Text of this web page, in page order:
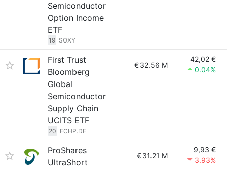
Semiconductor
Option Income
ETF
19 SOXY
First Trust
Bloomberg
Global
Semiconductor
Supply Chain
UCITS ETF
20 FCHP.DE
€32.56 M
42,02 €
0.04%
ProShares
UltraShort
€31.21 M
9,93 €
3.93%